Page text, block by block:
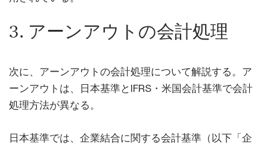
3. アーンアウトの会計処理
次に、アーンアウトの会計処理について解説する。ア
ーンアウトは、日本基準とIFRS・米国会計基準で会計
処理方法が異なる。
日本基準では、企業結合に関する会計基準（以下「企